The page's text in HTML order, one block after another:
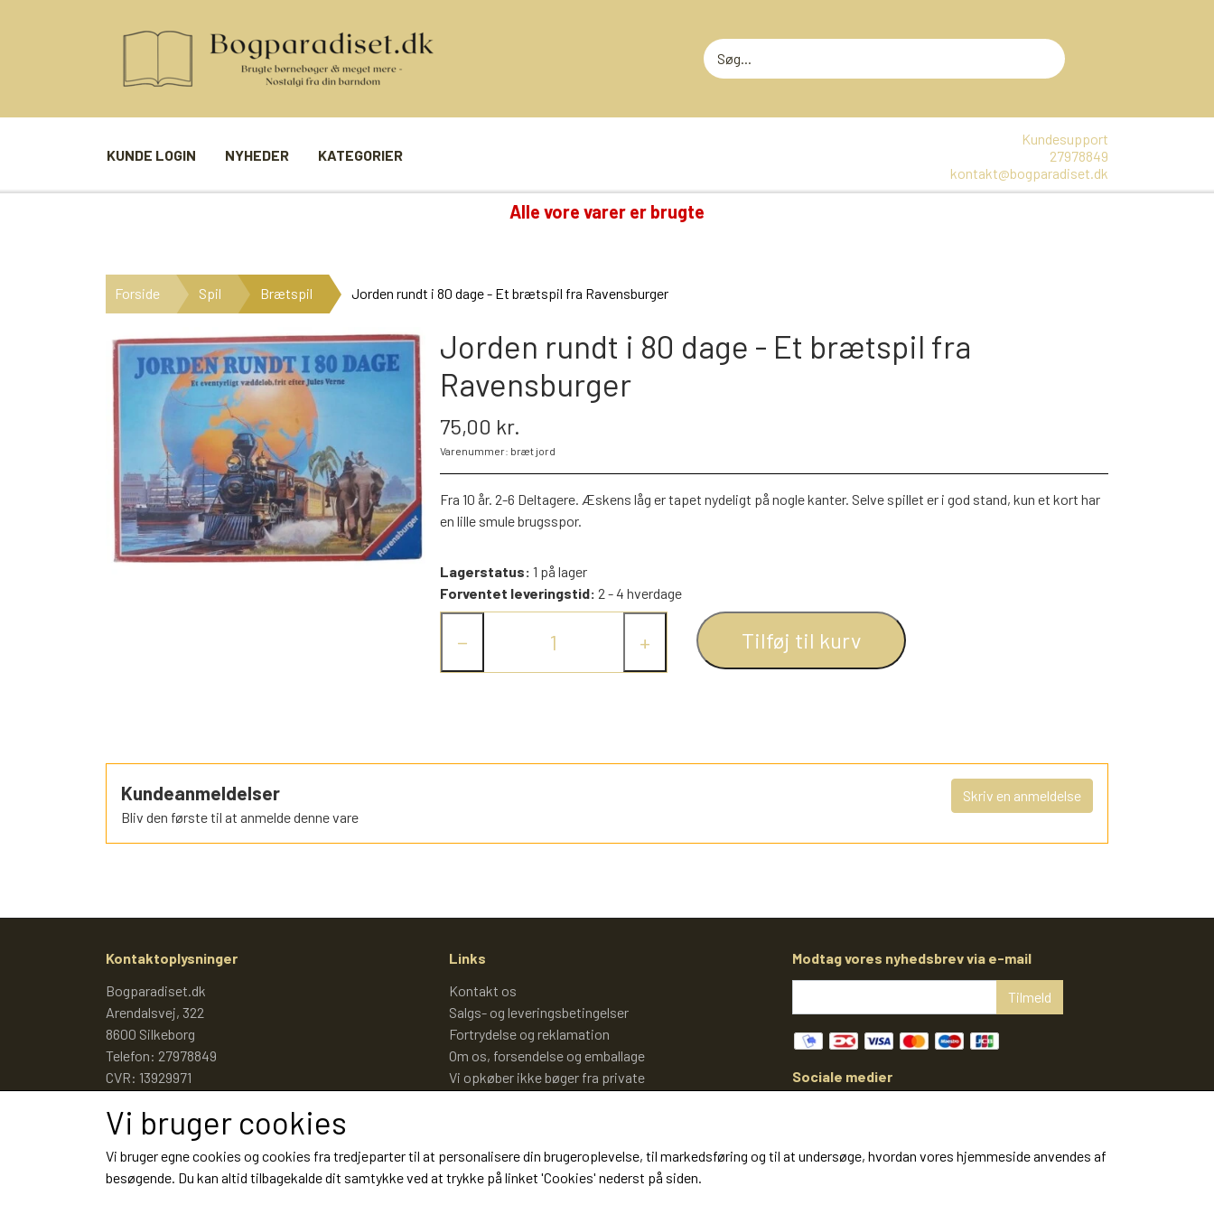
KUNDE LOGIN NYHEDER KATEGORIER
BØGER I SERIE
UDVALGTE FORFATTERE
BILLED- / LOTTERI
LUDO
SPILLEKORT
ÆSELSPIL
ALLE DE ANDRE SPIL
GAMMELT LEGETØJ
KINDERÆG TILBEHØR
MINI-KØBMANDSVARER
PEZ DISPENSERE
SMÅ FIGURER
TROLDE FIGURER
NYHEDER
Kundesupport
27978849
kontakt@bogparadiset.dk
Alle vore varer er brugte
Forside Spil Brætspil Jorden rundt i 80 dage - Et brætspil fra Ravensburger
Jorden rundt i 80 dage - Et brætspil fra
Ravensburger
75,00 kr.
Varenummer: bræt jord
Fra 10 år. 2-6 Deltagere. Æskens låg er tapet nydeligt på nogle kanter. Selve spillet er i god stand, kun et kort har
en lille smule brugsspor.
Lagerstatus: 1 på lager
Forventet leveringstid: 2 - 4 hverdage
− + Tilføj til kurv
Skriv en anmeldelse
Kundeanmeldelser
Bliv den første til at anmelde denne vare
Kontaktoplysninger
Bogparadiset.dk
Arendalsvej, 322
8600 Silkeborg
Telefon: 27978849
CVR: 13929971
Links
Kontakt os
Salgs- og leveringsbetingelser
Fortrydelse og reklamation
Om os, forsendelse og emballage
Vi opkøber ikke bøger fra private
Modtag vores nyhedsbrev via e-mail
Tilmeld
Sociale medier
Vi bruger cookies
Vi bruger egne cookies og cookies fra tredjeparter til at personalisere din brugeroplevelse, til markedsføring og til at undersøge, hvordan vores hjemmeside anvendes af
besøgende. Du kan altid tilbagekalde dit samtykke ved at trykke på linket 'Cookies' nederst på siden.